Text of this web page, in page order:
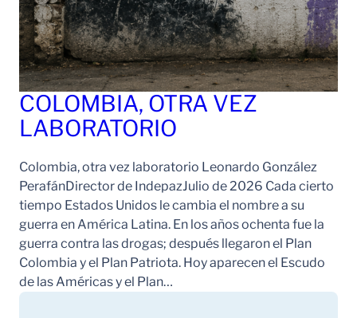
COLOMBIA, OTRA VEZ
LABORATORIO
Colombia, otra vez laboratorio Leonardo González
PerafánDirector de IndepazJulio de 2026 Cada cierto
tiempo Estados Unidos le cambia el nombre a su
guerra en América Latina. En los años ochenta fue la
guerra contra las drogas; después llegaron el Plan
Colombia y el Plan Patriota. Hoy aparecen el Escudo
de las Américas y el Plan…